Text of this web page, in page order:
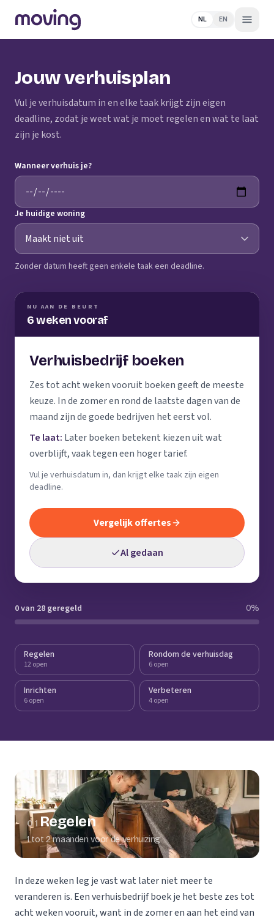
NL EN
Jouw verhuisplan
Vul je verhuisdatum in en elke taak krijgt zijn eigen
deadline, zodat je weet wat je moet regelen en wat te laat
zijn je kost.
Wanneer verhuis je?
Je huidige woning
Zonder datum heeft geen enkele taak een deadline.
NU AAN DE BEURT
6 weken vooraf
Verhuisbedrijf boeken
Zes tot acht weken vooruit boeken geeft de meeste
keuze. In de zomer en rond de laatste dagen van de
maand zijn de goede bedrijven het eerst vol.
Te laat: Later boeken betekent kiezen uit wat
overblijft, vaak tegen een hoger tarief.
Vul je verhuisdatum in, dan krijgt elke taak zijn eigen
deadline.
Vergelijk offertes
Al gedaan
0 van 28 geregeld 0%
Regelen
12 open
Rondom de verhuisdag
6 open
Inrichten
6 open
Verbeteren
4 open
01 Regelen
1 tot 2 maanden voor de verhuizing
In deze weken leg je vast wat later niet meer te
veranderen is. Een verhuisbedrijf boek je het beste zes tot
acht weken vooruit, want in de zomer en aan het eind van